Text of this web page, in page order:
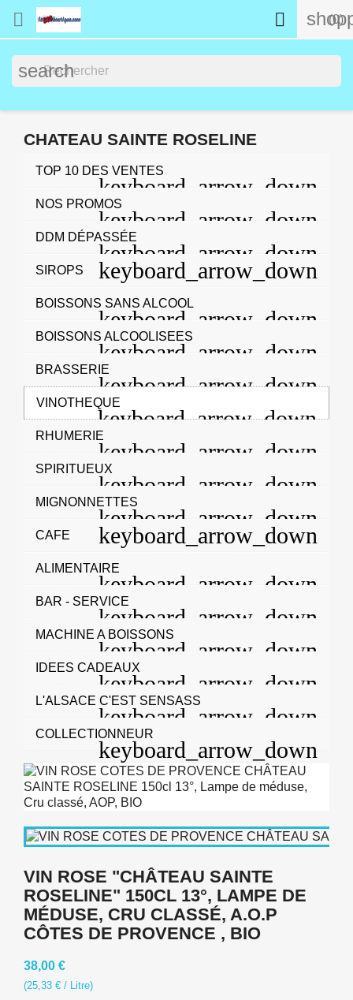
 (0)

search
CHATEAU SAINTE ROSELINE
TOP 10 DES VENTES
NOS PROMOS
DDM DÉPASSÉE
SIROPS
BOISSONS SANS ALCOOL
BOISSONS ALCOOLISEES
BRASSERIE
VINOTHEQUE
RHUMERIE
SPIRITUEUX
MIGNONNETTES
CAFE
ALIMENTAIRE
BAR - SERVICE
MACHINE A BOISSONS
IDEES CADEAUX
L'ALSACE C'EST SENSASS
COLLECTIONNEUR
VIN ROSE "CHÂTEAU SAINTE
ROSELINE" 150CL 13°, LAMPE DE
MÉDUSE, CRU CLASSÉ, A.O.P
CÔTES DE PROVENCE , BIO
38,00 €
(25,33 € / Litre)